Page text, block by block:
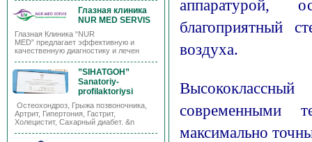
Глазная клиника
NUR MED SERVIS
Глазная Клиника “NUR
MED” предлагает эффективную и
качественную диагностику и лечен
”SIHATGOH”
Sanatoriy-
profilaktoriysi
Остеохондроз, Грыжа позвоночника,
Артрит, Гипертония, Гастрит,
Холецистит, Сахарный диабет. &n
аппаратурой,
благоприятный
воздуха.
современными
максимально